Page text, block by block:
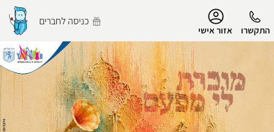
התקשרו אזור אישי
כניסה לחברים
הפרופיל שלי
התנתק